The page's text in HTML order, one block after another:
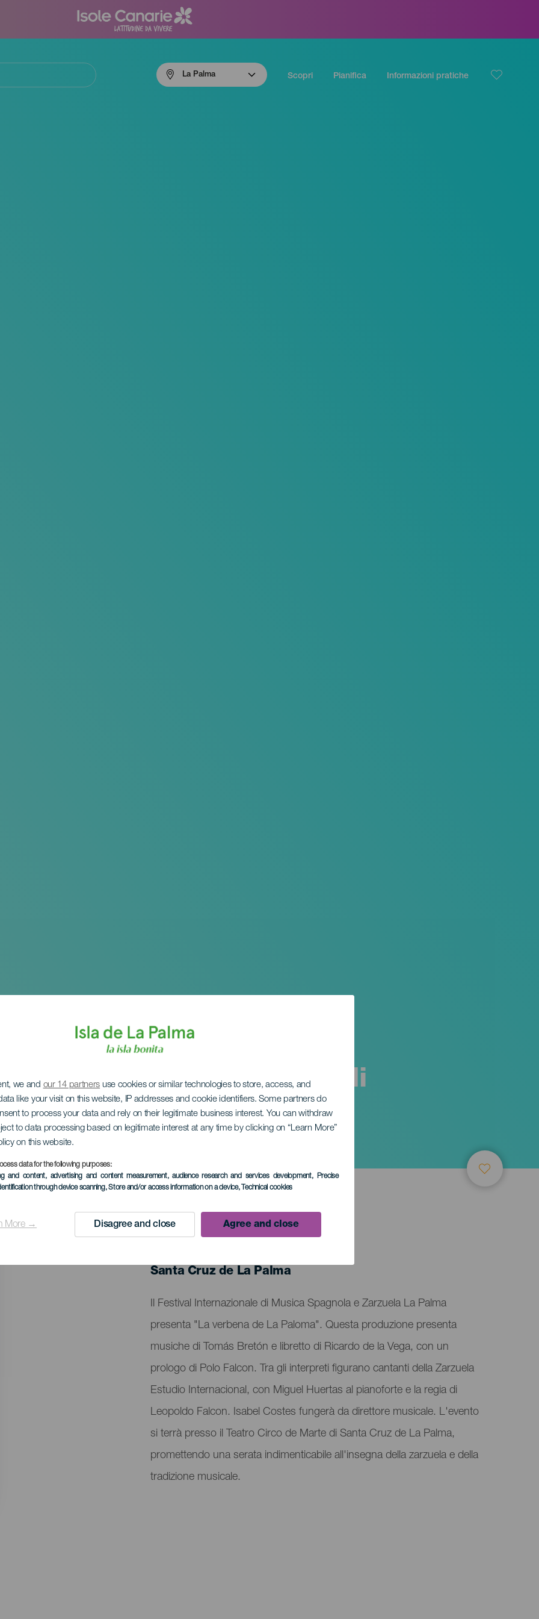
we and our 14 partners use cookies or similar technologies to store, access, and
like your visit on this website, IP addresses and cookie identifiers. Some partners do
to process your data and rely on their legitimate business interest. You can withdraw
to data processing based on legitimate interest at any time by clicking on “Learn More”
on this website.
data for the following purposes:
and content, advertising and content measurement, audience research and services development, Precise
through device scanning, Store and/or access information on a device, Technical cookies
More → Disagree and close Agree and close
La Palma Scopri Pianifica Informazioni pratiche
de la Paloma - Festival di
e Zarzuela della
EVENTO PASSATO
Localidad
Santa Cruz de La Palma
Descripción
del
evento
Il Festival Internazionale di Musica Spagnola e Zarzuela La Palma
presenta "La verbena de La Paloma". Questa produzione presenta
musiche di Tomás Bretón e libretto di Ricardo de la Vega, con un
prologo di Polo Falcon. Tra gli interpreti figurano cantanti della Zarzuela
Estudio Internacional, con Miguel Huertas al pianoforte e la regia di
Leopoldo Falcon. Isabel Costes fungerà da direttore musicale. L'evento
si terrà presso il Teatro Circo de Marte di Santa Cruz de La Palma,
promettendo una serata indimenticabile all'insegna della zarzuela e della
tradizione musicale.